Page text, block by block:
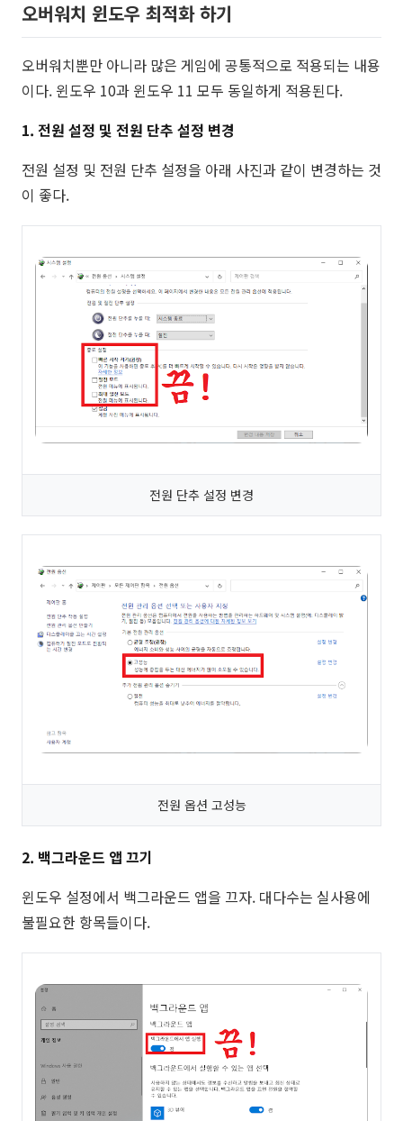
오버워치 윈도우 최적화 하기
오버워치뿐만 아니라 많은 게임에 공통적으로 적용되는 내용
이다. 윈도우 10과 윈도우 11 모두 동일하게 적용된다.
1. 전원 설정 및 전원 단추 설정 변경
전원 설정 및 전원 단추 설정을 아래 사진과 같이 변경하는 것
이 좋다.
전원 단추 설정 변경
전원 옵션 고성능
2. 백그라운드 앱 끄기
윈도우 설정에서 백그라운드 앱을 끄자. 대다수는 실사용에
불필요한 항목들이다.